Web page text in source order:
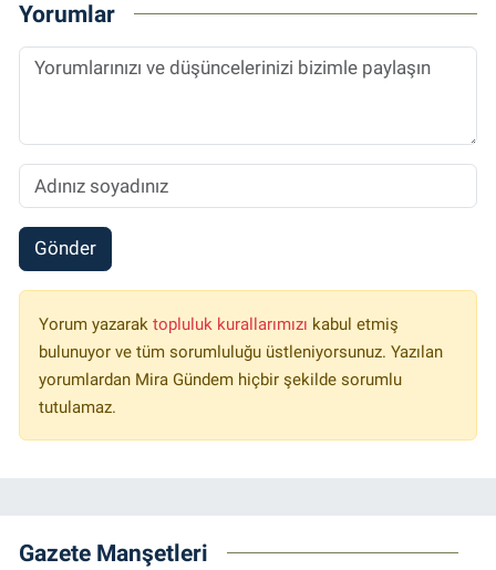
Yorumlar
Gönder
Yorum yazarak topluluk kurallarımızı kabul etmiş
bulunuyor ve tüm sorumluluğu üstleniyorsunuz. Yazılan
yorumlardan Mira Gündem hiçbir şekilde sorumlu
tutulamaz.
Gazete Manşetleri